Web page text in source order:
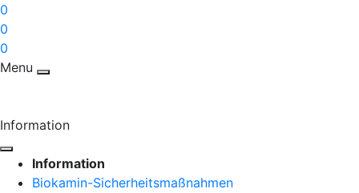
0
0
0
Menu
Information
Information
Biokamin-Sicherheitsmaßnahmen